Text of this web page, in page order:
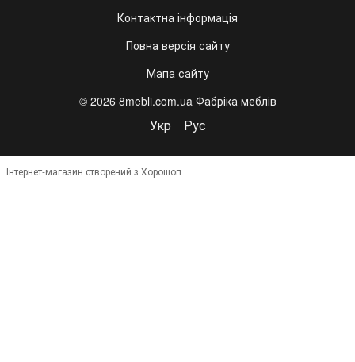
Контактна інформація
Повна версія сайту
Мапа сайту
© 2026 8mebli.com.ua Фабріка меблів
Укр Рус
Інтернет-магазин створений з Хорошоп